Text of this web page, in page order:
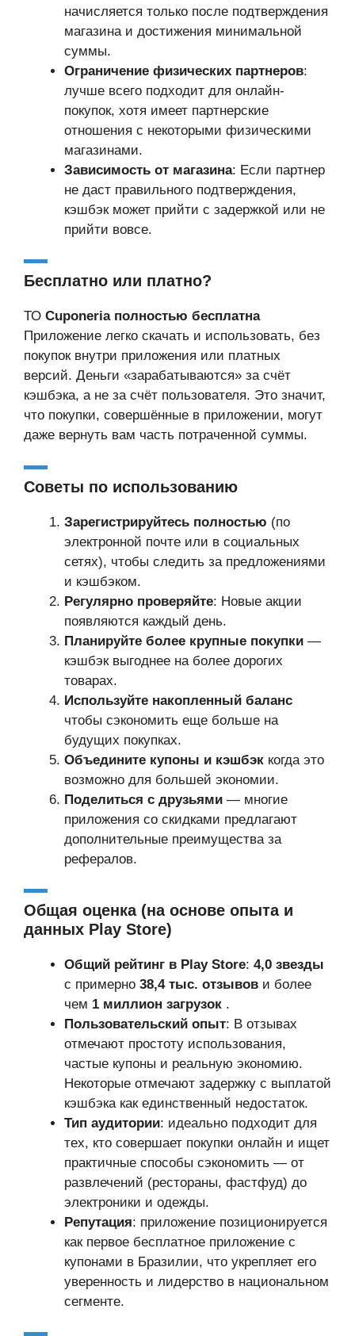
начисляется только после подтверждения
магазина и достижения минимальной
суммы.
Ограничение физических партнеров:
лучше всего подходит для онлайн-
покупок, хотя имеет партнерские
отношения с некоторыми физическими
магазинами.
Зависимость от магазина: Если партнер
не даст правильного подтверждения,
кэшбэк может прийти с задержкой или не
прийти вовсе.
Бесплатно или платно?
ТО Cuponeria полностью бесплатна
Приложение легко скачать и использовать, без
покупок внутри приложения или платных
версий. Деньги «зарабатываются» за счёт
кэшбэка, а не за счёт пользователя. Это значит,
что покупки, совершённые в приложении, могут
даже вернуть вам часть потраченной суммы.
Советы по использованию
Зарегистрируйтесь полностью (по
электронной почте или в социальных
сетях), чтобы следить за предложениями
и кэшбэком.
Регулярно проверяйте: Новые акции
появляются каждый день.
Планируйте более крупные покупки —
кэшбэк выгоднее на более дорогих
товарах.
Используйте накопленный баланс
чтобы сэкономить еще больше на
будущих покупках.
Объедините купоны и кэшбэк когда это
возможно для большей экономии.
Поделиться с друзьями — многие
приложения со скидками предлагают
дополнительные преимущества за
рефералов.
Общая оценка (на основе опыта и
данных Play Store)
Общий рейтинг в Play Store: 4,0 звезды
с примерно 38,4 тыс. отзывов и более
чем 1 миллион загрузок .
Пользовательский опыт: В отзывах
отмечают простоту использования,
частые купоны и реальную экономию.
Некоторые отмечают задержку с выплатой
кэшбэка как единственный недостаток.
Тип аудитории: идеально подходит для
тех, кто совершает покупки онлайн и ищет
практичные способы сэкономить — от
развлечений (рестораны, фастфуд) до
электроники и одежды.
Репутация: приложение позиционируется
как первое бесплатное приложение с
купонами в Бразилии, что укрепляет его
уверенность и лидерство в национальном
сегменте.